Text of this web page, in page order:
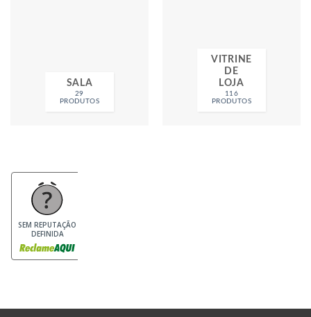
SALA
29
PRODUTOS
VITRINE
DE
LOJA
116
PRODUTOS
SEM REPUTAÇÃO
DEFINIDA